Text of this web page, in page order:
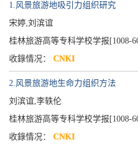
1.风景旅游地吸引力组织研究
宋婷,刘滨谊
桂林旅游高等专科学校学报[1008-
收錄情况： CNKI
2.风景旅游地生命力组织方法
刘滨谊,李轶伦
桂林旅游高等专科学校学报[1008-
收錄情况： CNKI